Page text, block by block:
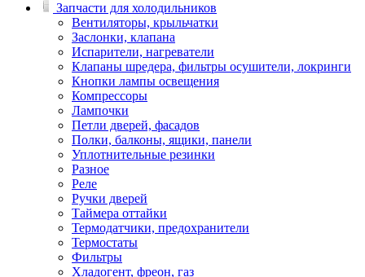
Запчасти для холодильников
Вентиляторы, крыльчатки
Заслонки, клапана
Испарители, нагреватели
Клапаны шредера, фильтры осушители, локринги
Кнопки лампы освещения
Компрессоры
Лампочки
Петли дверей, фасадов
Полки, балконы, ящики, панели
Уплотнительные резинки
Разное
Реле
Ручки дверей
Таймера оттайки
Термодатчики, предохранители
Термостаты
Фильтры
Хладогент, фреон, газ